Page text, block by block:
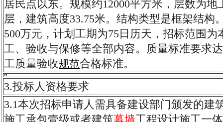
居民点以东。规模约12000平方米，层数为地
层，建筑高度33.75米。结构类型是框架结构
500万元，计划工期为75日历天，招标范围为
工、验收与保修等全部内容。质量标准要求
工质量验收规范合格标准。
3.投标人资格要求
3.1本次招标申请人需具备建设部门颁发的建
施工承包壹级或者建筑幕墙工程设计施工一